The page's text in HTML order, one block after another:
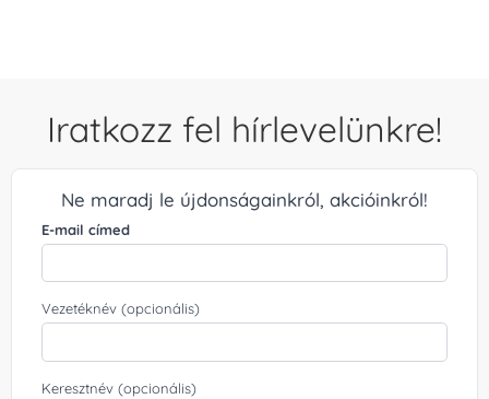
Iratkozz fel hírlevelünkre!
Ne maradj le újdonságainkról, akcióinkról!
E-mail címed
Vezetéknév (opcionális)
Keresztnév (opcionális)